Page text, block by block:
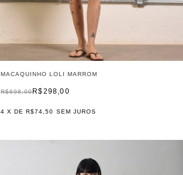
MACAQUINHO LOLI MARROM
R$298,00
R$698,00
4 X DER$74,50 SEM JUROS